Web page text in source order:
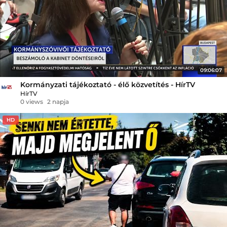
09:06:07
Kormányzati tájékoztató - élő közvetítés - HírTV
HírTV
0 views 2 napja
HD